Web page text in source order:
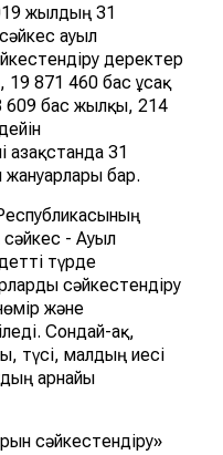
жылдың 31
ауыл
деректер
19 871 460 бас ұсақ
бас жылқы, 214
Қазақстанда 31
бар.
- Ауыл
түрде
сәйкестендіру
және
Сондай-ақ,
түсі, малдың иесі
арнайы
сәйкестендіру»